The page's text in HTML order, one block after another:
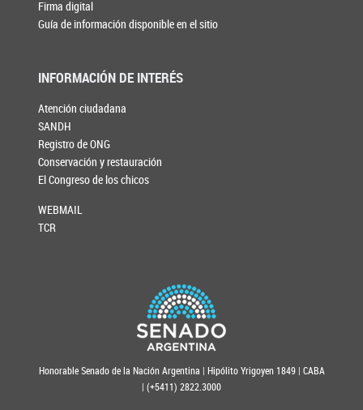
Firma digital
Guía de información disponible en el sitio
INFORMACIÓN DE INTERÉS
Atención ciudadana
SANDH
Registro de ONG
Conservación y restauración
El Congreso de los chicos
WEBMAIL
TCR
Honorable Senado de la Nación Argentina | Hipólito Yrigoyen 1849 | CABA
| (+5411) 2822.3000